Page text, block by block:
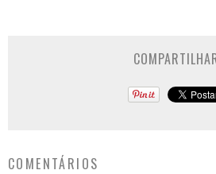
COMENTÁRIOS